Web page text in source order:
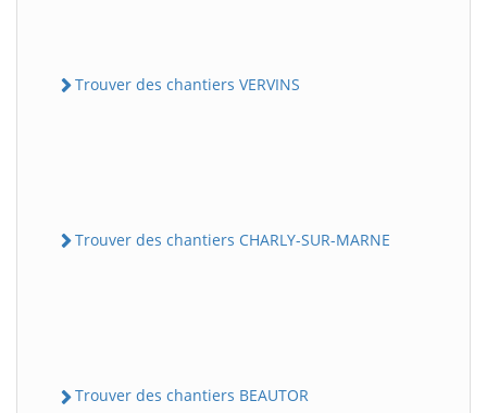
Trouver des chantiers VERVINS
Trouver des chantiers CHARLY-SUR-MARNE
Trouver des chantiers BEAUTOR